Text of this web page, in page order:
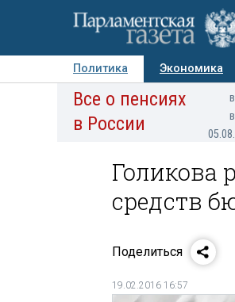
Политика Экономика
Авторы Персоны
Все о пенсиях
в России
Голикова
средств
Поделиться
19.02.2016 16:57